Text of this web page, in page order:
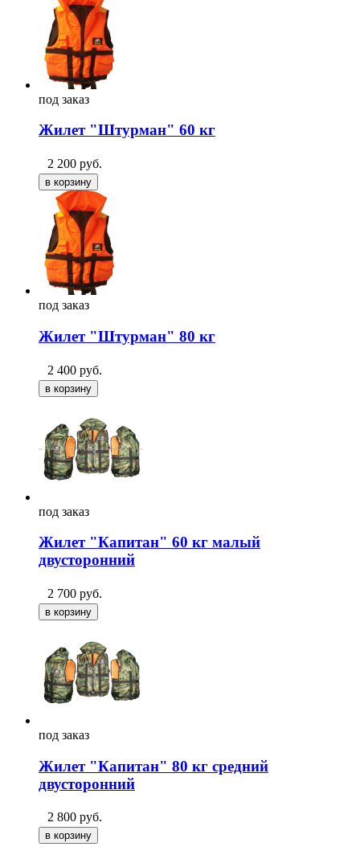
под заказ
Жилет "Штурман" 60 кг
2 200 руб.
под заказ
Жилет "Штурман" 80 кг
2 400 руб.
под заказ
Жилет "Капитан" 60 кг малый
двусторонний
2 700 руб.
под заказ
Жилет "Капитан" 80 кг средний
двусторонний
2 800 руб.